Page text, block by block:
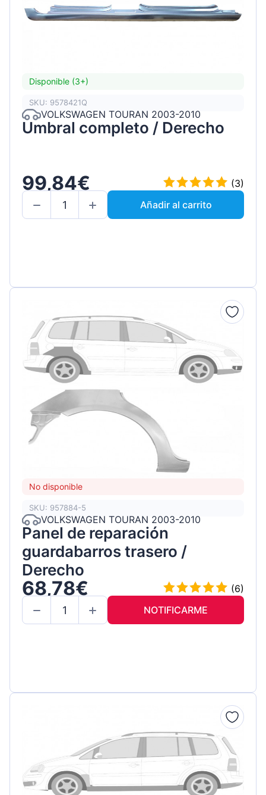
Disponible (3+)
SKU: 9578421Q
VOLKSWAGEN TOURAN 2003-2010
Umbral completo / Derecho
99,84€
(3)
Añadir al carrito
No disponible
SKU: 957884-5
VOLKSWAGEN TOURAN 2003-2010
Panel de reparación
guardabarros trasero /
Derecho
68,78€
(6)
NOTIFICARME